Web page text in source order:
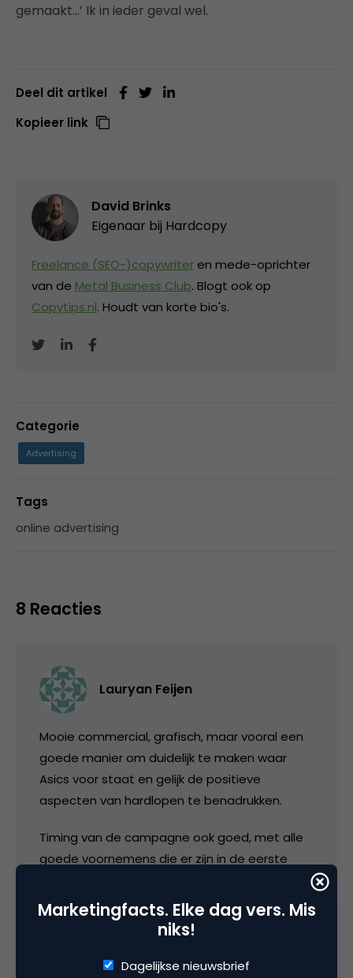
gemaakt…’ Ik in ieder geval wel.
Deel dit artikel
Kopieer link
David Brinks
Eigenaar bij Hardcopy
Freelance (SEO-)copywriter en mede-oprichter
van de Metal Business Club. Blogt ook op
Copytips.nl. Houdt van korte bio's.
Categorie
Advertising
Tags
online advertising
8 Reacties
Lauryan Feijen
Mooie commercial, grafisch, maar vooral een
goede manier om duidelijk te maken waar
Asics voor staat en gelijk de positieve
aspecten van hardlopen te benadrukken.
Timing van de campagne ook goed, met alle
goede voornemens die er zijn in de eerste
Misschien vanavond maar even mijn
loopkleding aandoen 😉
Marketingfacts. Elke dag vers. Mis
niks!
Dagelijkse nieuwsbrief